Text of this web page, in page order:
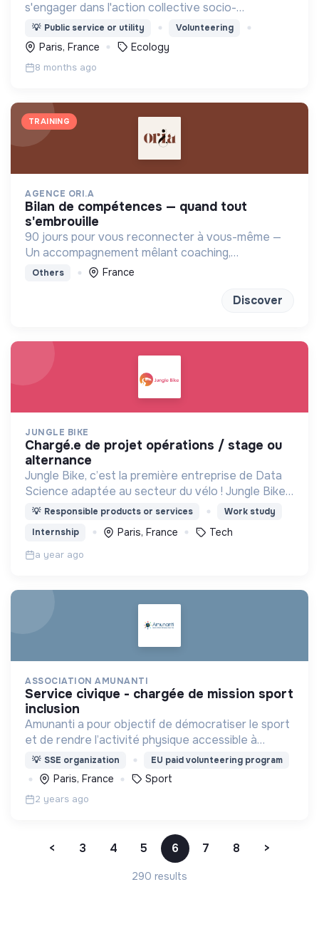
s'engager dans l'action collective socio-
environnementale.
💡 Public service or utility Volunteering
Paris, France Ecology
8 months ago
TRAINING
AGENCE ORI.A
bilan de compétences — quand tout
s'embrouille
90 jours pour vous reconnecter à vous-même —
Un accompagnement mêlant coaching,
sophrologie et outils introspectifs pour (re)trouver
Others France
Discover
JUNGLE BIKE
chargé.e de projet opérations / stage ou
alternance
Jungle Bike, c’est la première entreprise de Data
Science adaptée au secteur du vélo ! Jungle Bike
révolutionne la mobilité durable pour les cyclistes
💡 Responsible products or services
Work study
Internship
Paris, France Tech
a year ago
ASSOCIATION AMUNANTI
service civique - chargée de mission sport
inclusion
Amunanti a pour objectif de démocratiser le sport
et de rendre l’activité physique accessible à
tou.te.s dans un objectif de santé mentale et
physique, d’épanouissement, d’égalité et
d'inclusion.
💡 SSE organization EU paid volunteering program
Paris, France Sport
2 years ago
< 3 4 5 6 7 8 >
290 results